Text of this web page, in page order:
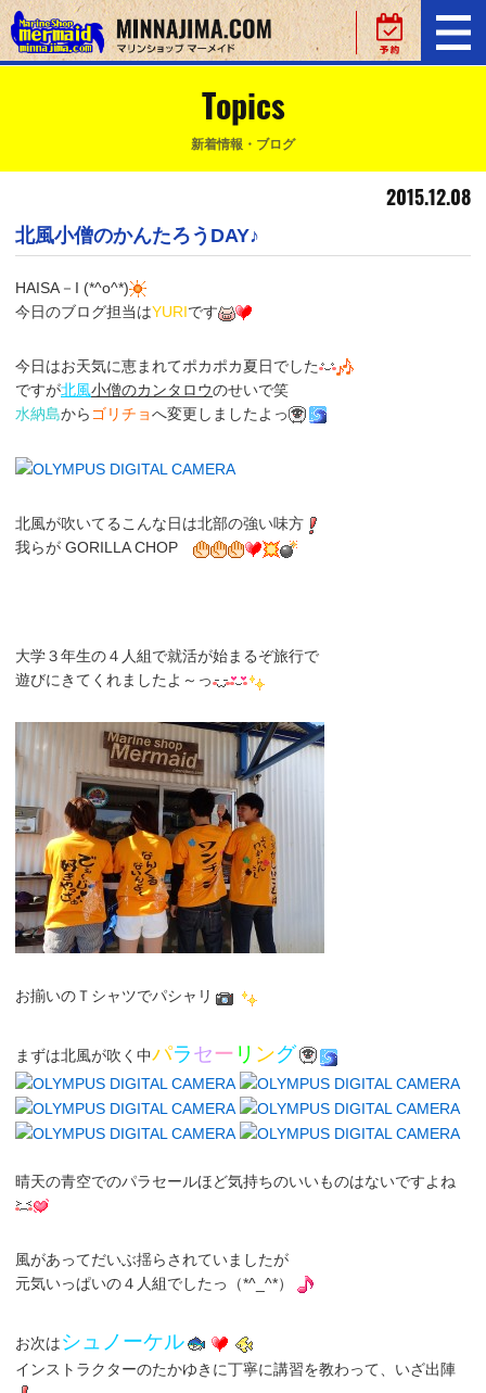
Topics
新着情報・ブログ
2015.12.08
北風小僧のかんたろうDAY♪
HAISA－I (*^o^*)
今日のブログ担当はYURIです
今日はお天気に恵まれてポカポカ夏日でした
ですが北風小僧のカンタロウのせいで笑
水納島から ゴリチョへ変更しましたよっ
北風が吹いてるこんな日は北部の強い味方
我らが GORILLA CHOP
大学３年生の４人組で就活が始まるぞ旅行で
遊びにきてくれましたよ～っ
お揃いのＴシャツでパシャリ
まずは北風が吹く中パラセー リ ング
晴天の青空でのパラセールほど気持ちのいいものはないですよね
風があってだいぶ揺らされていましたが
元気いっぱいの４人組でしたっ（*^_^*）
お次はシュノーケル
インストラクターのたかゆき に丁寧に講習を教わって、いざ出陣